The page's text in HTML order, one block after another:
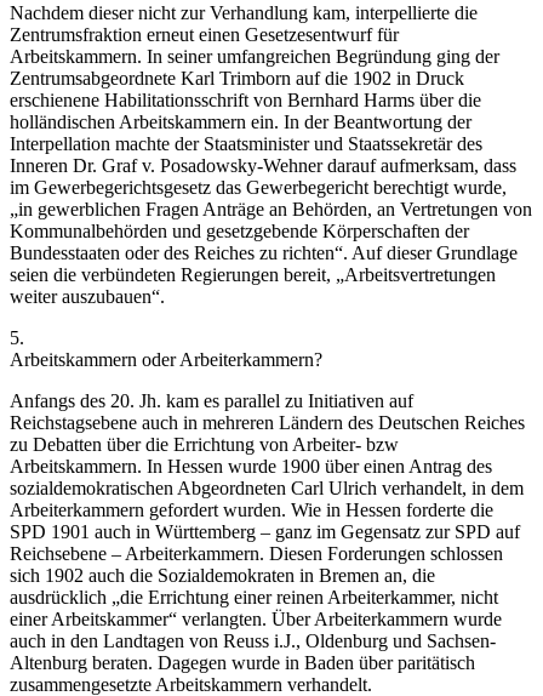
Nachdem dieser nicht zur Verhandlung kam, interpellierte die
Zentrumsfraktion erneut einen Gesetzesentwurf für
Arbeitskammern. In seiner umfangreichen Begründung ging der
Zentrumsabgeordnete Karl Trimborn auf die 1902 in Druck
erschienene Habilitationsschrift von Bernhard Harms über die
holländischen Arbeitskammern ein. In der Beantwortung der
Interpellation machte der Staatsminister und Staatssekretär des
Inneren Dr. Graf v. Posadowsky-Wehnerdarauf aufmerksam, dass
im Gewerbegerichtsgesetz das Gewerbegericht berechtigt wurde,
„in gewerblichen Fragen Anträge an Behörden, an Vertretungen von
Kommunalbehörden und gesetzgebende Körperschaften der
Bundesstaaten oder des Reiches zu richten“. Auf dieser Grundlage
seien die verbündeten Regierungen bereit, „Arbeitsvertretungen
weiter auszubauen“.
5.
Arbeitskammern oder Arbeiterkammern?
Anfangs des 20. Jh. kam es parallel zu Initiativen auf
Reichstagsebene auch in mehreren Ländern des Deutschen Reiches
zu Debatten über die Errichtung von Arbeiter- bzw
Arbeitskammern. In Hessen wurde 1900 über einen Antrag des
sozialdemokratischen Abgeordneten Carl Ulrich verhandelt, in dem
Arbeiterkammern gefordert wurden. Wie in Hessen forderte die
SPD 1901 auch in Württemberg – ganz im Gegensatz zur SPD auf
Reichsebene – Arbeiterkammern. Diesen Forderungen schlossen
sich 1902 auch die Sozialdemokraten in Bremen an, die
ausdrücklich „die Errichtung einer reinen Arbeiterkammer, nicht
einer Arbeitskammer“ verlangten. Über Arbeiterkammern wurde
auch in den Landtagen von Reuss i.J., Oldenburg und Sachsen-
Altenburg beraten. Dagegen wurde in Baden über paritätisch
zusammengesetzte Arbeitskammern verhandelt.